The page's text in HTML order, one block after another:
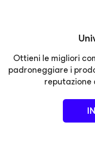
Ottieni le migliori
padroneggiare i
reputazione